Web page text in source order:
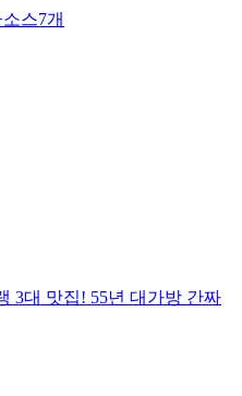
스7개
3대 맛집! 55년 대가방 간짜